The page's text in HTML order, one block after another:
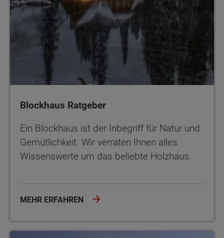
Blockhaus Ratgeber
Ein Blockhaus ist der Inbegriff für Natur und
Gemütlichkeit. Wir verraten Ihnen alles
Wissenswerte um das beliebte Holzhaus.
MEHR ERFAHREN